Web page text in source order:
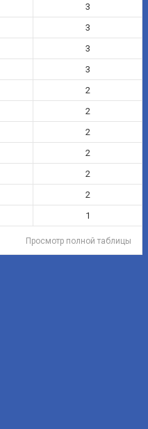
3
3
3
3
2
2
2
2
2
2
1
Просмотр полной таблицы